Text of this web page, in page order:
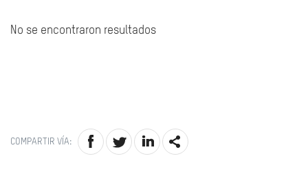
No se encontraron resultados
COMPARTIR VÍA: